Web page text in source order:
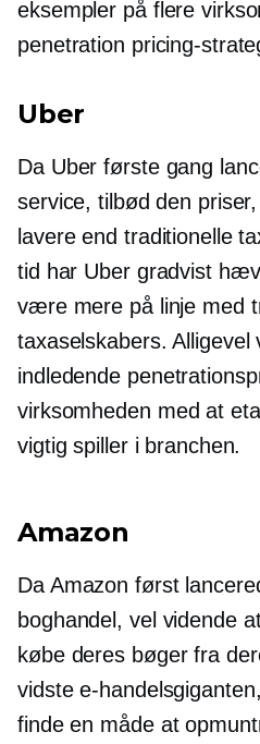
eksempler på flere
penetration pricing-
Uber
Da Uber første gang
service, tilbød den
lavere end traditionelle
tid har Uber gradvist
være mere på linje med
taxaselskabers. Alligevel
indledende
virksomheden med at
vigtig spiller i branchen.
Amazon
Da Amazon først
boghandel, vel vidende
købe deres bøger fra
vidste e-
finde en måde at